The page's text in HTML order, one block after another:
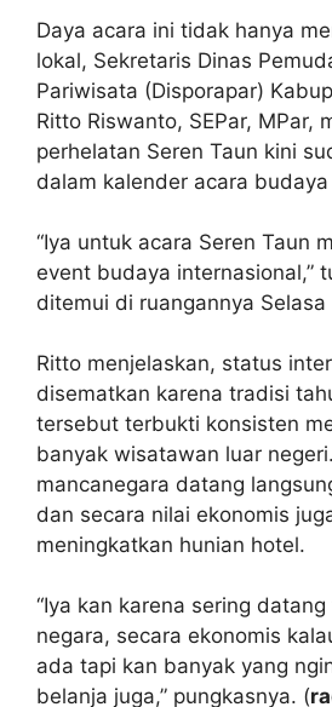
Daya acara ini tidak hanya
lokal, Sekretaris Dinas
Pariwisata (Disporapar)
Ritto Riswanto, SEPar, MPar,
perhelatan Seren Taun kini
dalam kalender acara
“‎Iya untuk acara Seren Taun
event budaya internasional,”
ditemui di ruangannya
Ritto menjelaskan, status
disematkan karena tradisi
tersebut terbukti konsisten
banyak wisatawan luar
mancanegara datang
dan secara nilai ekonomis
meningkatkan hunian hotel.
“Iya kan karena sering
negara, secara ekonomis
ada tapi kan banyak yang
belanja juga,” pungkasnya. (